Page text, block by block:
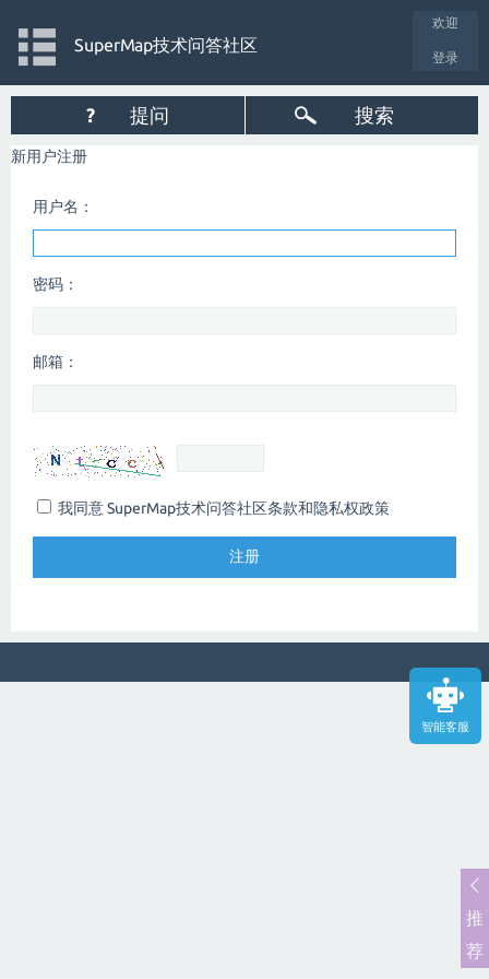
智能客服
欢迎
登录
SuperMap技术问答社区
? 提问 搜索
新用户注册
用户名：
密码：
邮箱：
我同意 SuperMap技术问答社区条款和隐私权政策